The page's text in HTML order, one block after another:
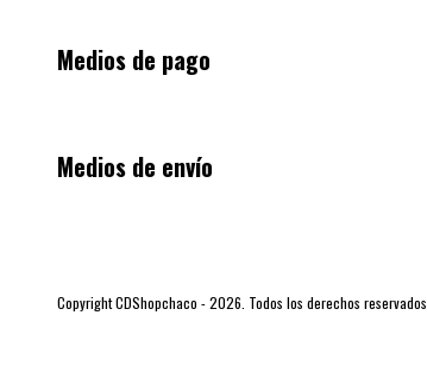
Medios de pago
Medios de envío
Copyright CDShopchaco - 2026. Todos los derechos reservados.